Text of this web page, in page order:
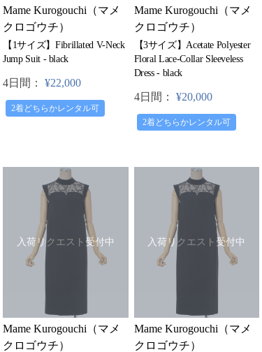
Mame Kurogouchi（マメ
クロゴウチ）
【1サイズ】Fibrillated V-Neck
Jump Suit - black
4日間： ¥22,000
2着どちらかレンタル可
Mame Kurogouchi（マメ
クロゴウチ）
【3サイズ】Acetate Polyester
Floral Lace-Collar Sleeveless
Dress - black
4日間： ¥20,000
2着どちらかレンタル可
入荷リクエスト受付中
Mame Kurogouchi（マメ
クロゴウチ）
入荷リクエスト受付中
Mame Kurogouchi（マメ
クロゴウチ）